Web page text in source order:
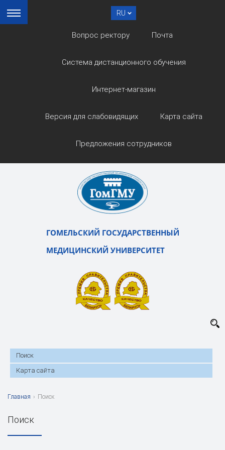
RU
Вопрос ректору Почта
Система дистанционного обучения
Интернет-магазин
Версия для слабовидящих Карта сайта
Предложения сотрудников
ГОМЕЛЬСКИЙ ГОСУДАРСТВЕННЫЙ
МЕДИЦИНСКИЙ УНИВЕРСИТЕТ
Поиск
Карта сайта
Главная › Поиск
Поиск